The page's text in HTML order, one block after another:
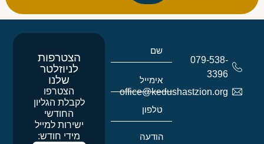
079-538-
3396
office@kedushastzion.org
הצטרפות
לניוזלטר
שלנו
הצטרפו
לקבלת הגליון
החודשי
ישירות למייל
מידי חודש: